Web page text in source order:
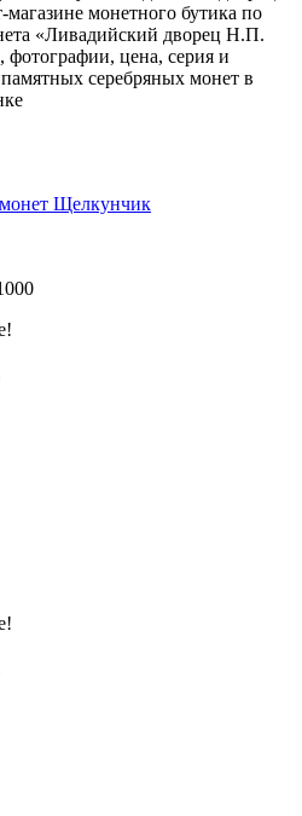
монетного бутика по
«Ливадийский дворец Н.П.
фотографии, цена, серия и
серебряных монет в
Щелкунчик